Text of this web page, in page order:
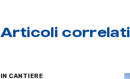
Articoli correlati
IN CANTIERE